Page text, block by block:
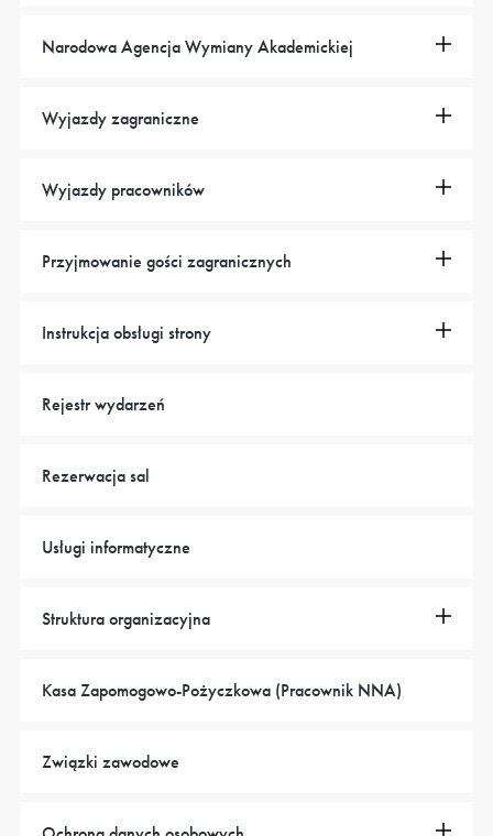
Narodowa Agencja Wymiany Akademickiej
Wyjazdy zagraniczne
Wyjazdy pracowników
Przyjmowanie gości zagranicznych
Instrukcja obsługi strony
Rejestr wydarzeń
Rezerwacja sal
Usługi informatyczne
Struktura organizacyjna
Kasa Zapomogowo-Pożyczkowa (Pracownik NNA)
Związki zawodowe